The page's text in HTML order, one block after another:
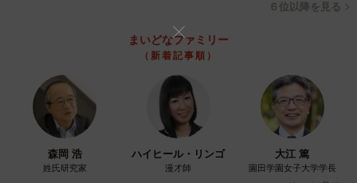
2025年7月20日。海上生け簀で水族館に入る準備を行う11代目ユウユウ
６位以降を見る
まいどなファミリー
（新着記事順）
森岡 浩
姓氏研究家
ハイヒール・リンゴ
漫才師
大江 篤
園田学園女子大学学長